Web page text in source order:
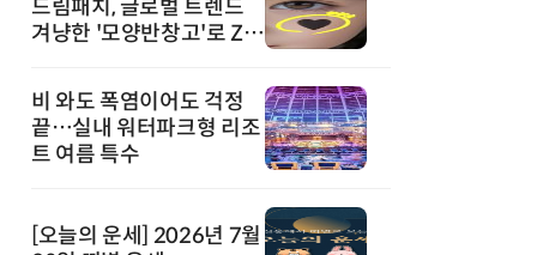
드림패치, 글로벌 트렌드
겨냥한 '모양반창고'로 Z세
비 와도 폭염이어도 걱정
끝…실내 워터파크형 리조
트 여름 특수
[오늘의 운세] 2026년 7월